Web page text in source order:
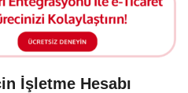
İşletme Hesabı